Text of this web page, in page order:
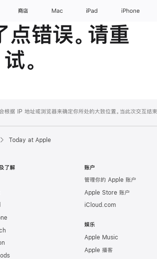
商店 Mac iPad iPhone
点错误。请重
试。
根据 IP 地址或浏览器来确定你所处的大致位置。当此次交互结束
Today at Apple
了解 账户
管理你的 Apple 账户
Apple Store 账户
iCloud.com
娱乐
Apple Music
Apple 播客